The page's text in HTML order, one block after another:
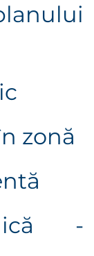
zonă
-